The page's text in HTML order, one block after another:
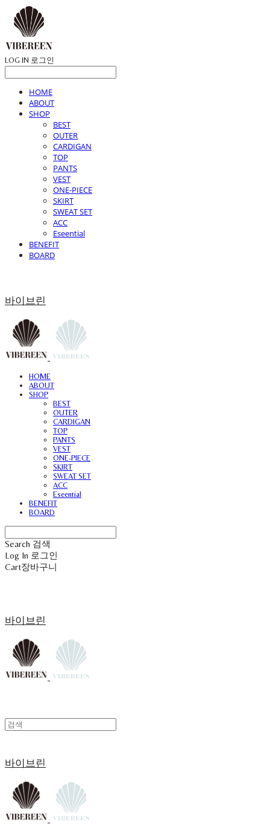
LOG IN 로그인
HOME
ABOUT
SHOP
BEST
OUTER
CARDIGAN
TOP
PANTS
VEST
ONE-PIECE
SKIRT
SWEAT SET
ACC
Eseential
BENEFIT
BOARD
바이브린
HOME
ABOUT
SHOP
BEST
OUTER
CARDIGAN
TOP
PANTS
VEST
ONE-PIECE
SKIRT
SWEAT SET
ACC
Eseential
BENEFIT
BOARD
Search 검색
Log In 로그인
Cart장바구니
바이브린
바이브린